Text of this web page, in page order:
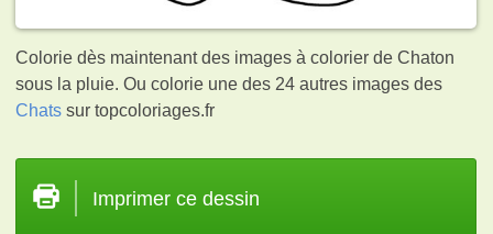
Colorie dès maintenant des images à colorier de Chaton
sous la pluie. Ou colorie une des 24 autres images des
Chats sur topcoloriages.fr
Imprimer ce dessin